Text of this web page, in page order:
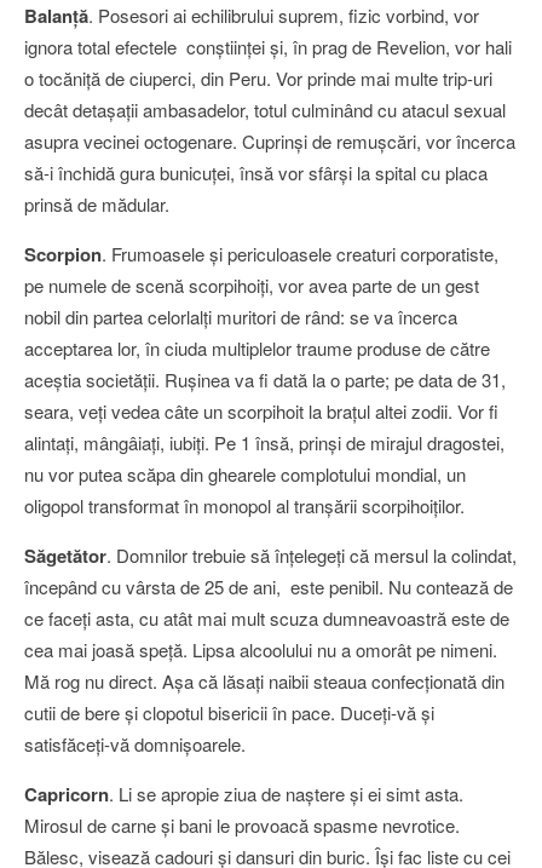
Balanţă. Posesori ai echilibrului suprem, fizic vorbind, vor
ignora total efectele conştiinţei şi, în prag de Revelion, vor hali
o tocăniţă de ciuperci, din Peru. Vor prinde mai multe trip-uri
decât detaşaţii ambasadelor, totul culminând cu atacul sexual
asupra vecinei octogenare. Cuprinşi de remuşcări, vor încerca
să-i închidă gura bunicuţei, însă vor sfârşi la spital cu placa
prinsă de mădular.
Scorpion. Frumoasele şi periculoasele creaturi corporatiste,
pe numele de scenă scorpihoiţi, vor avea parte de un gest
nobil din partea celorlalţi muritori de rând: se va încerca
acceptarea lor, în ciuda multiplelor traume produse de către
aceştia societăţii. Ruşinea va fi dată la o parte; pe data de 31,
seara, veţi vedea câte un scorpihoit la braţul altei zodii. Vor fi
alintaţi, mângâiaţi, iubiţi. Pe 1 însă, prinşi de mirajul dragostei,
nu vor putea scăpa din ghearele complotului mondial, un
oligopol transformat în monopol al tranşării scorpihoiţilor.
Săgetător. Domnilor trebuie să înţelegeţi că mersul la colindat,
începând cu vârsta de 25 de ani, este penibil. Nu contează de
ce faceţi asta, cu atât mai mult scuza dumneavoastră este de
cea mai joasă speţă. Lipsa alcoolului nu a omorât pe nimeni.
Mă rog nu direct. Aşa că lăsaţi naibii steaua confecţionată din
cutii de bere şi clopotul bisericii în pace. Duceţi-vă şi
satisfăceţi-vă domnişoarele.
Capricorn. Li se apropie ziua de naştere şi ei simt asta.
Mirosul de carne şi bani le provoacă spasme nevrotice.
Bălesc, visează cadouri şi dansuri din buric. Îşi fac liste cu cei